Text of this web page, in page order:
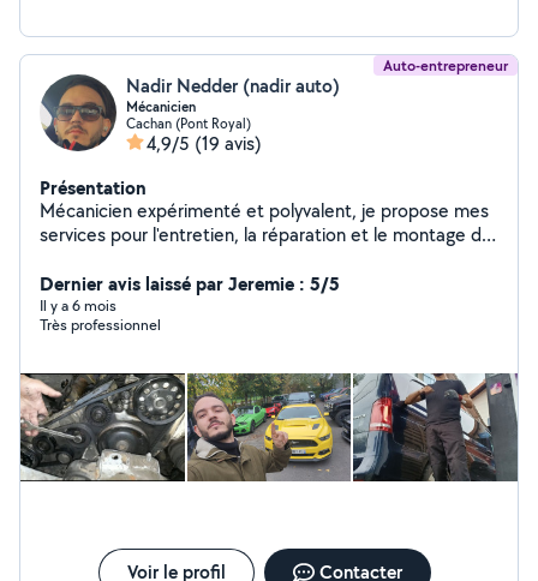
Auto-entrepreneur
Nadir Nedder (nadir auto)
Mécanicien
Cachan (Pont Royal)
4,9/5 (19 avis)
Présentation
Mécanicien expérimenté et polyvalent, je propose mes
services pour l'entretien, la réparation et le montage de
j'interviens rapidement avec un travail soigné. > Basé à
Paris, je peux me déplacer dans votre secteur. , Je reste
à votre entière disposition pour l'intervention. Le
niveau d'huile ainsi que la lubrification des portes sont
offerts gracieusement."
Dernier avis laissé par Jeremie : 5/5
Il y a 6 mois
Très professionnel
Voir le profil Contacter